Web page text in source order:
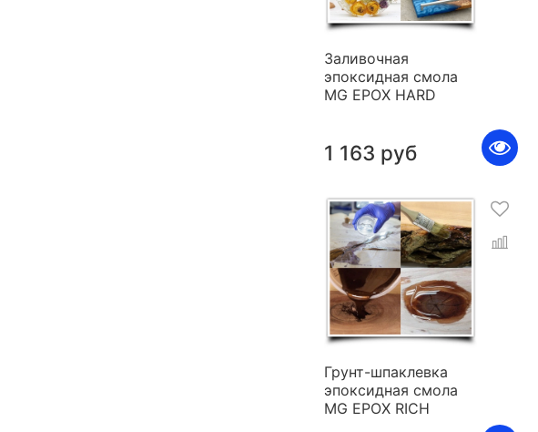
Заливочная
эпоксидная смола
MG EPOX HARD
1 163 руб
Грунт-шпаклевка
эпоксидная смола
MG EPOX RICH